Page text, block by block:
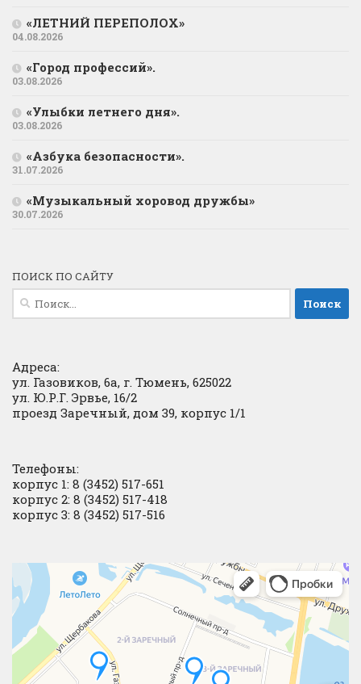
«ЛЕТНИЙ ПЕРЕПОЛОХ»
04.08.2026
«Город профессий».
03.08.2026
«Улыбки летнего дня».
03.08.2026
«Азбука безопасности».
31.07.2026
«Музыкальный хоровод дружбы»
30.07.2026
ПОИСК ПО САЙТУ
Найти:
Адреса:
ул. Газовиков, 6а, г. Тюмень, 625022
ул. Ю.Р.Г. Эрвье, 16/2
проезд Заречный, дом 39, корпус 1/1
Телефоны:
корпус 1: 8 (3452) 517-651
корпус 2: 8 (3452) 517-418
корпус 3: 8 (3452) 517-516